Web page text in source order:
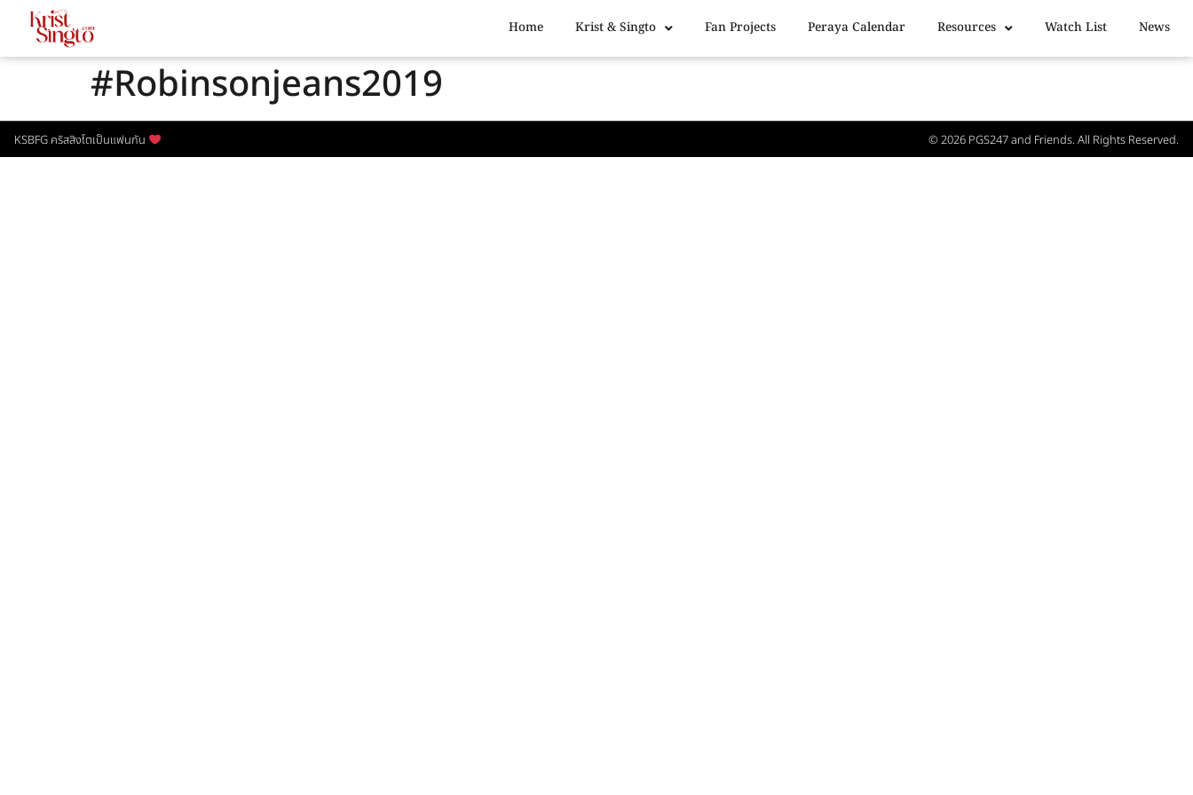
Home Krist & Singto Fan Projects Peraya Calendar Resources Watch List News
#Robinsonjeans2019
KSBFG คริสสิงโตเป็นแฟนกัน © 2026 PGS247and Friends. All Rights Reserved.